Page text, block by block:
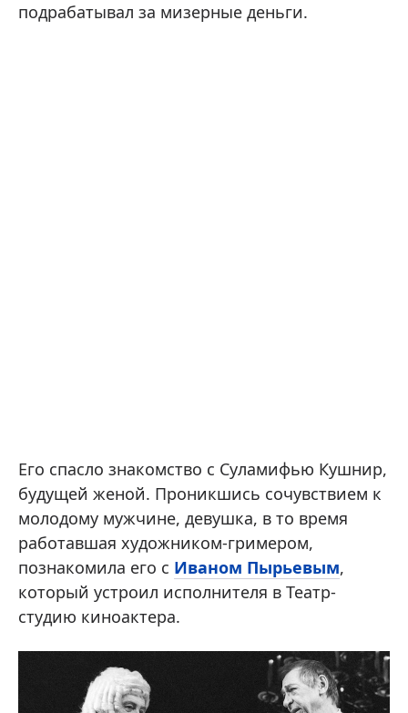
подрабатывал за мизерные деньги.
Его спасло знакомство с Суламифью Кушнир,
будущей женой. Проникшись сочувствием к
молодому мужчине, девушка, в то время
работавшая художником-гримером,
познакомила его с Иваном Пырьевым,
который устроил исполнителя в Театр-
студию киноактера.